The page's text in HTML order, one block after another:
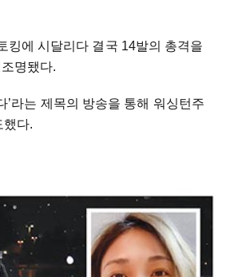
킹에 시달리다 결국 14발의 총격을
명됐다.
’라는 제목의 방송을 통해 워싱턴주
했다.